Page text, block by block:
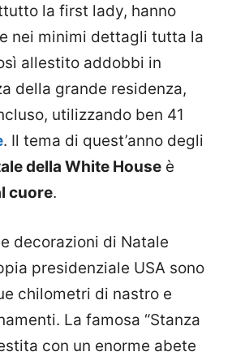
la first lady, hanno
nei minimi dettagli tutta la
allestito addobbi in
della grande residenza,
utilizzando ben 41
. Il tema di quest’anno degli
della White House è
cuore.
decorazioni di Natale
presidenziale USA sono
chilometri di nastro e
La famosa “Stanza
con un enorme abete